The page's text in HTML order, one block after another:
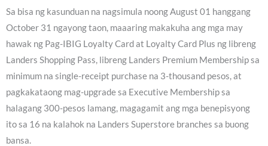
Sa bisa ng kasunduan na nagsimula noong August 01 hanggang
October 31 ngayong taon, maaaring makakuha ang mga may
hawak ng Pag-IBIG Loyalty Card at Loyalty Card Plus ng libreng
Landers Shopping Pass, libreng Landers Premium Membership sa
minimum na single-receipt purchase na 3-thousand pesos, at
pagkakataong mag-upgrade sa Executive Membership sa
halagang 300-pesos lamang, magagamit ang mga benepisyong
ito sa 16 na kalahok na Landers Superstore branches sa buong
bansa.